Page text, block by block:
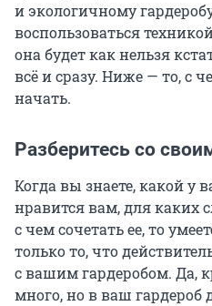
и экологичному
воспользоваться
она будет как нельзя
всё и сразу. Ниже — то, с
начать.
Разберитесь со
Когда вы знаете, какой у
нравится вам, для каких
с чем сочетать ее, то
только то, что
с вашим гардеробом. Да,
много, но в ваш